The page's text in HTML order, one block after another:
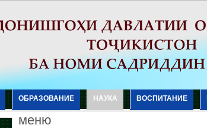
ОБРАЗОВАНИЕ НАУКА ВОСПИТАНИЕ
меню